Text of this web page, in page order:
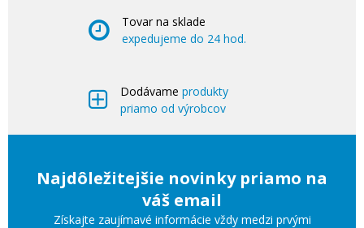
Tovar na sklade
expedujeme do 24 hod.
Dodávame produkty
priamo od výrobcov
Najdôležitejšie novinky priamo na
váš email
Získajte zaujímavé informácie vždy medzi prvými